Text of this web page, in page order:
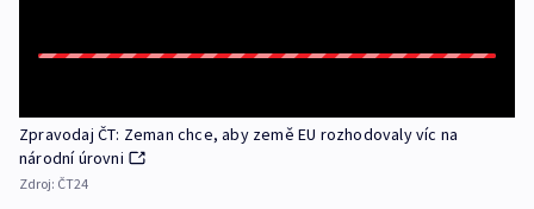
Zpravodaj ČT: Zeman chce, aby země EU rozhodovaly víc na
národní úrovni
Zdroj: ČT24